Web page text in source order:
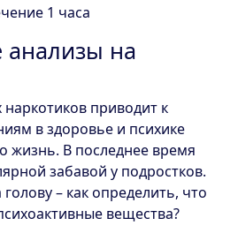
1 часа
анализы на
приводит к
в здоровье и психике
жизнь. В последнее время
забавой у подростков.
– как определить, что
вещества?